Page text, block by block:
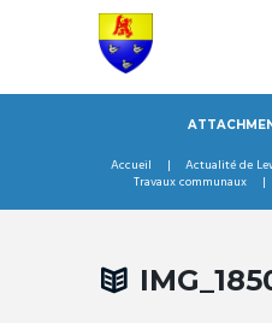
Accueil Actualité de
Travaux communaux